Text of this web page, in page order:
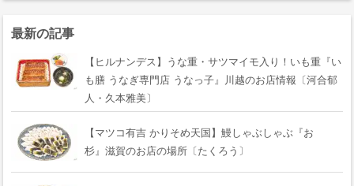
最新の記事
【ヒルナンデス】うな重・サツマイモ入り！いも重『い
も膳 うなぎ専門店 うなっ子』川越のお店情報〔河合郁
人・久本雅美〕
【マツコ有吉 かりそめ天国】鰻しゃぶしゃぶ『おゝ
杉』滋賀のお店の場所〔たくろう〕